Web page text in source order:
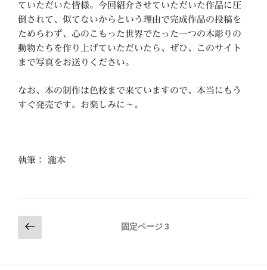
ていただいた皆様。今回紹介させていただいた作品に圧
倒されて、似てないからという理由で完成作品の投稿を
ためらわず、心のこもった世界でたった一つの木彫りの
動物たちを作り上げていただいたら、ぜひ、このサイト
まで写真をお送りください。
なお、本の制作は色校まで来ていますので、本当にもう
すぐ発売です。お楽しみに～。
執筆： 瀧本
投
稿
前
の
固定ページ3